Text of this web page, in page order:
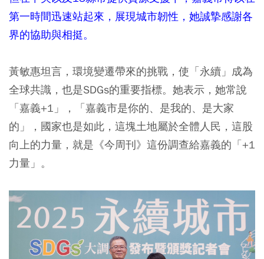
第一時間迅速站起來，展現城市韌性，她誠摯感謝各
界的協助與相挺。
黃敏惠坦言，環境變遷帶來的挑戰，使「永續」成為
全球共識，也是SDGs的重要指標。她表示，她常說
「嘉義+1」，「嘉義市是你的、是我的、是大家
的」，國家也是如此，這塊土地屬於全體人民，這股
向上的力量，就是《今周刊》這份調查給嘉義的「+1
力量」。